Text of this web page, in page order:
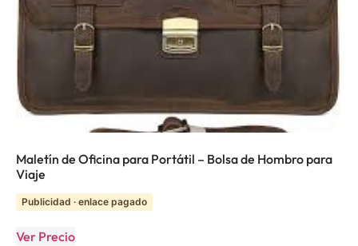
Maletín de Oficina para Portátil – Bolsa de Hombro para
Viaje
Publicidad · enlace pagado
Ver Precio